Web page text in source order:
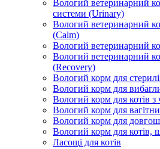
Вологий ветеринарний
системи (Urinary)
Вологий ветеринарний
(Calm)
Вологий ветеринарний
Вологий ветеринарний
(Recovery)
Вологий корм для
Вологий корм для
Вологий корм для котів
Вологий корм для
Вологий корм для
Вологий корм для котів,
Ласощі для котів